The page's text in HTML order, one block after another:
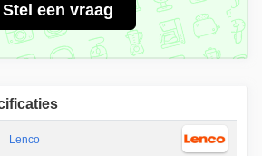
Stel een vraag
Lenco